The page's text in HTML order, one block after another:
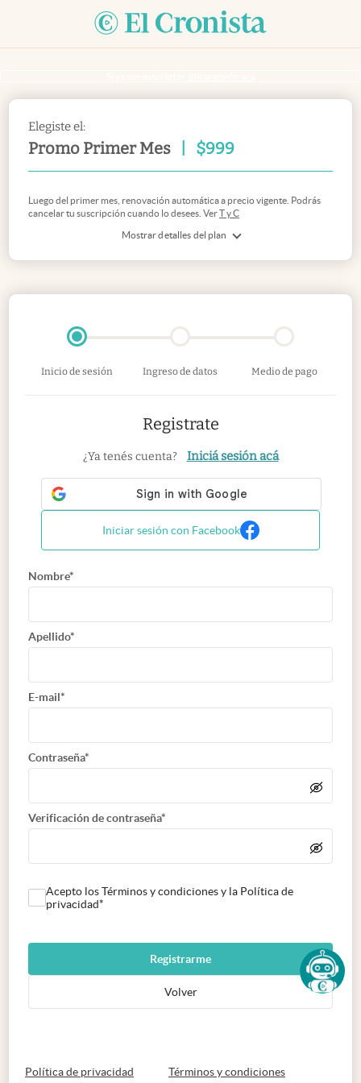
Elegiste el:
Promo Primer Mes $999
Mostrar detalles del plan
Luego del primer mes, renovación automática a precio vigente. Podrás
cancelar tu suscripción cuando lo desees. VerT y C
Inicio de sesión Ingreso de datos Medio de pago
Registrate
¿Ya tenés cuenta? Iniciá sesión acá
Iniciar sesión con Facebook
Nombre*
Apellido*
E-mail*
Contraseña*
Verificación de contraseña*
Acepto los Términos y condiciones y la Política de
privacidad*
Registrarme
Volver
Política de privacidad abre en nueva pestaña
Términos y condicionesabre en nueva